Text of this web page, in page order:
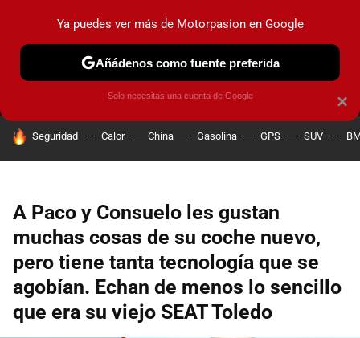
MENÚ NUEVO
COCHES ELÉCTRICOS OBSERVATORIO
HOY SE HABLA DE
Seguridad Calor China Gasolina GPS SUV
A Paco y Consuelo les gustan
muchas cosas de su coche nuevo,
pero tiene tanta tecnología que se
agobían. Echan de menos lo sencillo
que era su viejo SEAT Toledo
×
Ya puedes ver más de Motorpasion en Google
Añádenos como fuente preferida
Solo necesitas una cuenta de Google